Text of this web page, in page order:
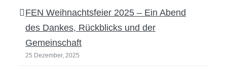
FEN Weihnachtsfeier 2025 – Ein Abend
des Dankes, Rückblicks und der
Gemeinschaft
25 Dezember, 2025